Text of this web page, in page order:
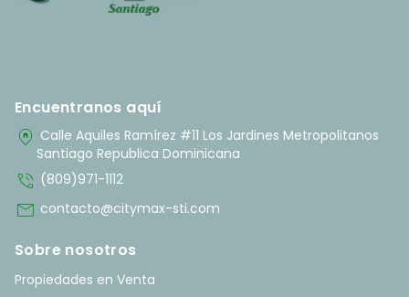
Encuentranos aquí
home_pin Calle Aquiles Ramírez #11 Los Jardines Metropolitanos
Santiago Republica Dominicana
phone_in_talk (809)971-1112
mail contacto@citymax-sti.com
Sobre nosotros
Propiedades en Venta